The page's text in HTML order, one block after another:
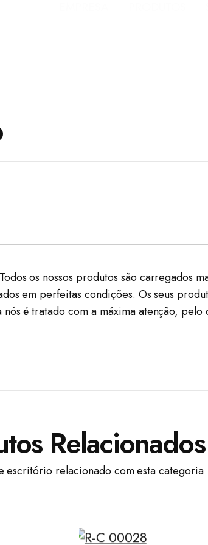
os nossos produtos são carregados
em perfeitas condições. Os seus
é tratado com a máxima atenção,
Relacionados
escritório relacionado com esta categoria